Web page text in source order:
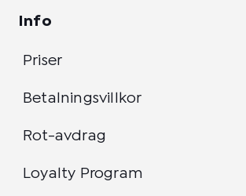
Info
Priser
Betalningsvillkor
Rot-avdrag
Loyalty Program